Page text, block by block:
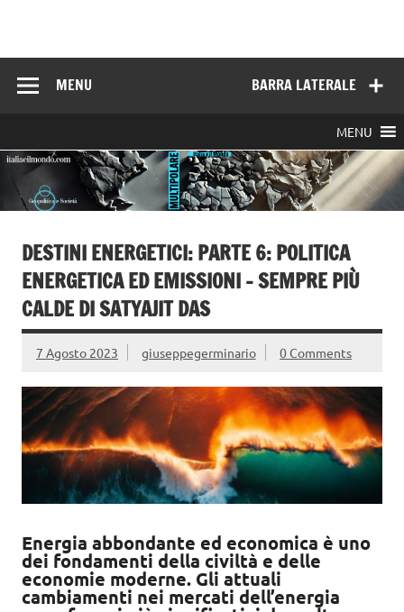
BARRA LATERALE
MENU
MENU
DESTINI ENERGETICI: PARTE 6: POLITICA
ENERGETICA ED EMISSIONI – SEMPRE PIÙ
CALDE DI SATYAJIT DAS
7 Agosto 2023 giuseppegerminario 0 Comments
Energia abbondante ed economica è uno
dei fondamenti della civiltà e delle
economie moderne. Gli attuali
cambiamenti nei mercati dell’energia